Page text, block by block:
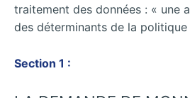
traitement des données : « une
des déterminants de la politique
Section 1 :